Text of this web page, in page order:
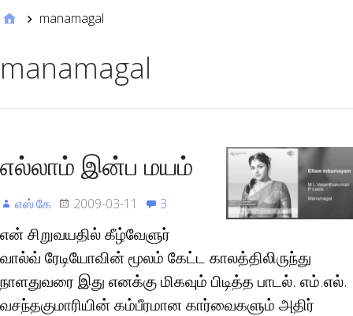
manamagal
manamagal
எல்லாம் இன்ப மயம்
எஸ்.கே 2009-03-11 3
என் சிறுவயதில் கீழ்வேளுர்
வால்வ் ரேடியோவின் மூலம் கேட்ட காலத்திலிருந்து
நாளதுவரை இது எனக்கு மிகவும் பிடித்த பாடல். எம்.எல்.
வசந்தகுமாரியின் கம்பீரமான கார்வைகளும் அதிர்